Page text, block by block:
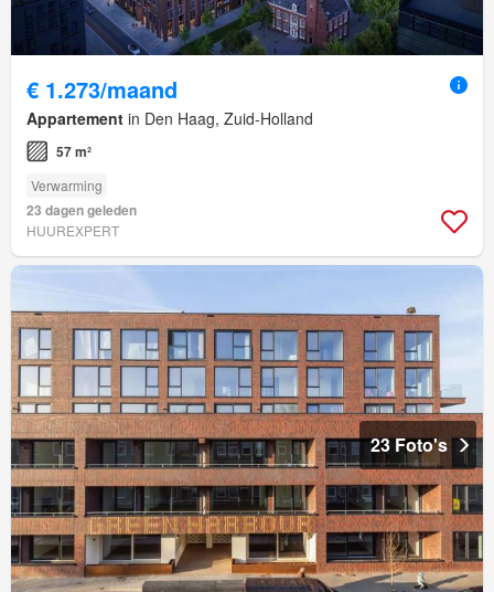
€ 1.273/maand
Appartement in Den Haag, Zuid-Holland
57 m²
Verwarming
23 dagen geleden
HUUREXPERT
23 Foto's